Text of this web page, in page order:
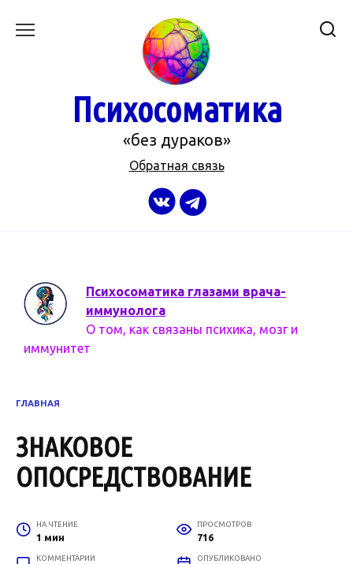
Психосоматика
«без дураков»
Обратная связь
Психосоматика глазами врача-
иммунолога
О том, как связаны психика, мозг и
иммунитет
ГЛАВНАЯ
ЗНАКОВОЕ
ОПОСРЕДСТВОВАНИЕ
НА ЧТЕНИЕ
1 мин
ПРОСМОТРОВ
716
КОММЕНТАРИИ ОПУБЛИКОВАНО